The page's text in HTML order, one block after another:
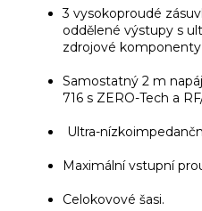
3 vysokoproudé
oddělené výstupy s
zdrojové komponenty.
Samostatný 2 m
716 s ZERO-Tech a
Ultra-
Maximální vstupní
Celokovové šasi.